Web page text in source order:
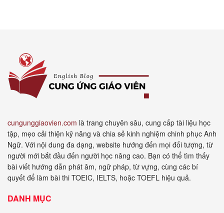
cungunggiaovien.com là trang chuyên sâu, cung cấp tài liệu học
tập, mẹo cải thiện kỹ năng và chia sẻ kinh nghiệm chinh phục Anh
Ngữ. Với nội dung đa dạng, website hướng đến mọi đối tượng, từ
người mới bắt đầu đến người học nâng cao. Bạn có thể tìm thấy
bài viết hướng dẫn phát âm, ngữ pháp, từ vựng, cùng các bí
quyết để làm bài thi TOEIC, IELTS, hoặc TOEFL hiệu quả.
DANH MỤC